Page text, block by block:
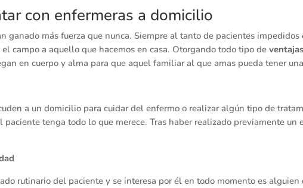
con enfermeras a domicilio
ganado más fuerza que nunca. Siempre al tanto de pacientes
campo a aquello que hacemos en casa. Otorgando todo tipo de
en cuerpo y alma para que aquel familiar al que amas pueda tener
a un domicilio para cuidar del enfermo o realizar algún tipo de
paciente tenga todo lo que merece. Tras haber realizado previamente
rutinario del paciente y se interesa por él en todo momento es